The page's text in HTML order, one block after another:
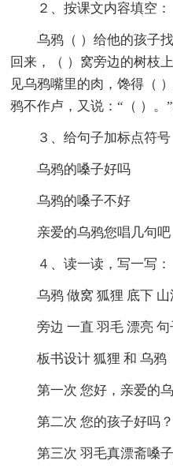
２、按课文内容填空：
乌鸦（ ）给他的孩子
回来，（ ）窝旁边的树枝
见乌鸦嘴里的肉，馋得（
鸦不作卢，又说：“（ ）。
３、给句子加标点符
乌鸦的嗓子好吗
乌鸦的嗓子不好
亲爱的乌鸦您唱几句吧
４、读一读，写一写：
乌鸦 做窝 狐狸 底下
旁边 一直 羽毛 漂亮 句
板书设计 狐狸 和 乌鸦
第一次 您好，亲爱的
第二次 您的孩子好吗
第三次 羽毛真漂斋嗓